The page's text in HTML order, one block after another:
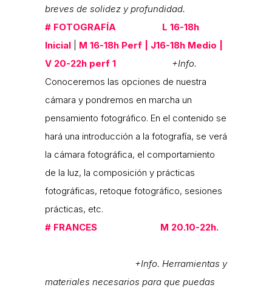
breves de solidez y profundidad.
# FOTOGRAFÍA L 16-18h
Inicial
M 16-18h Perf | J16-18h Medio |
V 20-22h perf 1 +Info.
Conoceremos las opciones de nuestra
cámara y pondremos en marcha un
pensamiento fotográfico. En el contenido se
hará una introducción a la fotografía, se verá
la cámara fotográfica, el comportamiento
de la luz, la composición y prácticas
fotográficas, retoque fotográfico, sesiones
prácticas, etc.
# FRANCES M 20.10-22h.
+Info. Herramientas y
materiales necesarios para que puedas